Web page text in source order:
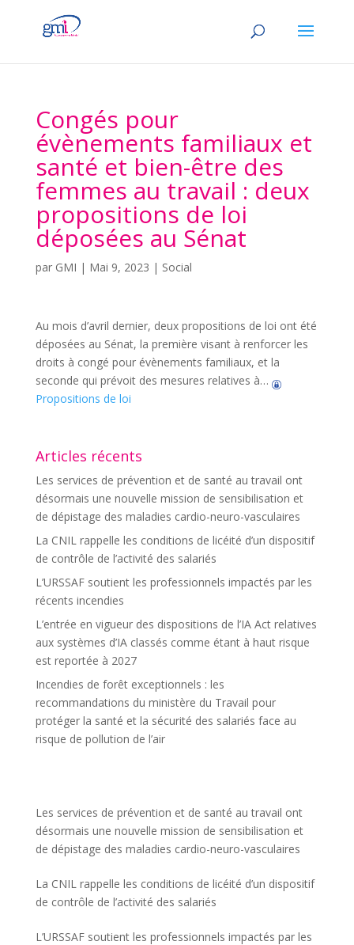
Congés pour
évènements familiaux et
santé et bien-être des
femmes au travail : deux
propositions de loi
déposées au Sénat
par GMI | Mai 9, 2023 | Social
Au mois d’avril dernier, deux propositions de loi ont été
déposées au Sénat, la première visant à renforcer les
droits à congé pour évènements familiaux, et la
seconde qui prévoit des mesures relatives à…
Propositions de loi
Articles récents
Les services de prévention et de santé au travail ont
désormais une nouvelle mission de sensibilisation et
de dépistage des maladies cardio-neuro-vasculaires
La CNIL rappelle les conditions de licéité d’un dispositif
de contrôle de l’activité des salariés
L’URSSAF soutient les professionnels impactés par les
récents incendies
L’entrée en vigueur des dispositions de l’IA Act relatives
aux systèmes d’IA classés comme étant à haut risque
est reportée à 2027
Incendies de forêt exceptionnels : les
recommandations du ministère du Travail pour
protéger la santé et la sécurité des salariés face au
risque de pollution de l’air
Les services de prévention et de santé au travail ont
désormais une nouvelle mission de sensibilisation et
de dépistage des maladies cardio-neuro-vasculaires
La CNIL rappelle les conditions de licéité d’un dispositif
de contrôle de l’activité des salariés
L’URSSAF soutient les professionnels impactés par les